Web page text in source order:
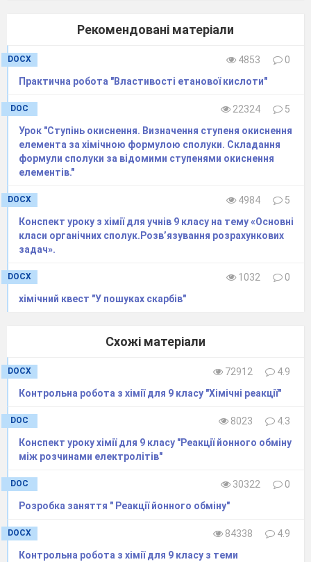
утвореного
розчину
декілько
краплин натрій
гідроксиду, до
появи видимих
змін
забарвлення
___________________
___________________
ВИСНОВОК:
Однією з умов перебігу реакцій
обміну між електролітами у водних
розчинах є
Рекомендовані матеріали
DOCX 4853
0
Практична робота "Властивості етанової кислоти"
DOC 22324
5
Урок "Ступінь окиснення. Визначення ступеня окиснення
елемента за хімічною формулою сполуки. Складання
формули сполуки за відомими ступенями окиснення
елементів."
DOCX 4984
5
Конспект уроку з хімії для учнів 9 класу на тему «Основні
класи органічних сполук.Розв’язування розрахункових
задач».
DOCX 1032
0
хімічний квест "У пошуках скарбів"
Схожі матеріали
DOCX 72912
4.9
​Контрольна робота з хімії для 9 класу "Хімічні реакції"
DOC 8023
4.3
Конспект уроку хімії для 9 класу "Реакції йонного обміну
між розчинами електролітів"
DOC 30322
0
Розробка заняття " Реакції йонного обміну"
DOCX 84338
4.9
Контрольна робота з хімії для 9 класу з теми